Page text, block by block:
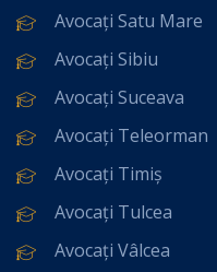
Avocați Satu Mare
Avocați Sibiu
Avocați Suceava
Avocați Teleorman
Avocați Timiș
Avocați Tulcea
Avocați Vâlcea